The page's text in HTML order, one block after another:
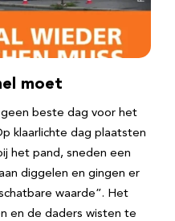
moet
beste dag voor het
klaarlichte dag plaatsten
het pand, sneden een
diggelen en gingen er
waarde”. Het
en de daders wisten te